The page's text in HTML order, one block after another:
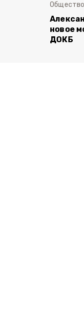
Общество
новое
ДОКБ